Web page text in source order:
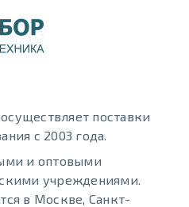
поставки
с 2003 года.
и оптовыми
учреждениями.
в Москве, Санкт-